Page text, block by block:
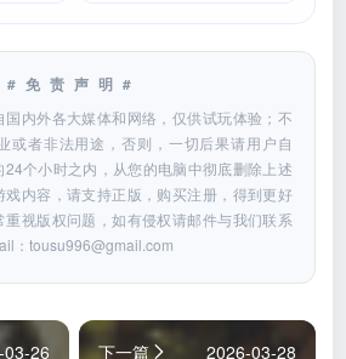
#免责声明#
内外各大媒体和网络，仅供试玩体验；不
或者非法用途，否则，一切后果请用户自
个小时之内，从您的电脑中彻底删除上述
戏内容，请支持正版，购买注册，得到更好
视版权问题，如有侵权请邮件与我们联系
：tousu996@gmail.com
26
下一篇
2026-03-28